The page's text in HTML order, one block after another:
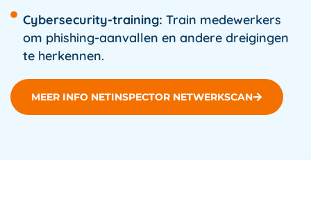
Cybersecurity-training: Train medewerkers
om phishing-aanvallen en andere dreigingen
te herkennen.
MEER INFO NETINSPECTOR NETWERKSCAN